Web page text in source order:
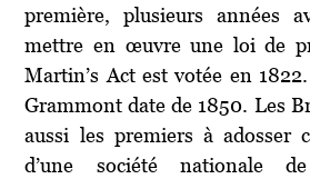
première, plusieurs années
mettre en œuvre une loi de
Martin’s Act est votée en
Grammont date de 1850. Les
aussi les premiers à adosser
d’une société nationale